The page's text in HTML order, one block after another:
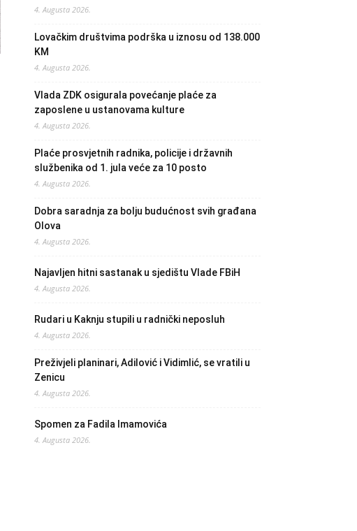
4. Augusta 2026.
Lovačkim društvima podrška u iznosu od 138.000
KM
4. Augusta 2026.
Vlada ZDK osigurala povećanje plaće za
zaposlene u ustanovama kulture
4. Augusta 2026.
Plaće prosvjetnih radnika, policije i državnih
službenika od 1. jula veće za 10 posto
4. Augusta 2026.
Dobra saradnja za bolju budućnost svih građana
Olova
4. Augusta 2026.
Najavljen hitni sastanak u sjedištu Vlade FBiH
4. Augusta 2026.
Rudari u Kaknju stupili u radnički neposluh
4. Augusta 2026.
Preživjeli planinari, Adilović i Vidimlić, se vratili u
Zenicu
4. Augusta 2026.
Spomen za Fadila Imamovića
4. Augusta 2026.